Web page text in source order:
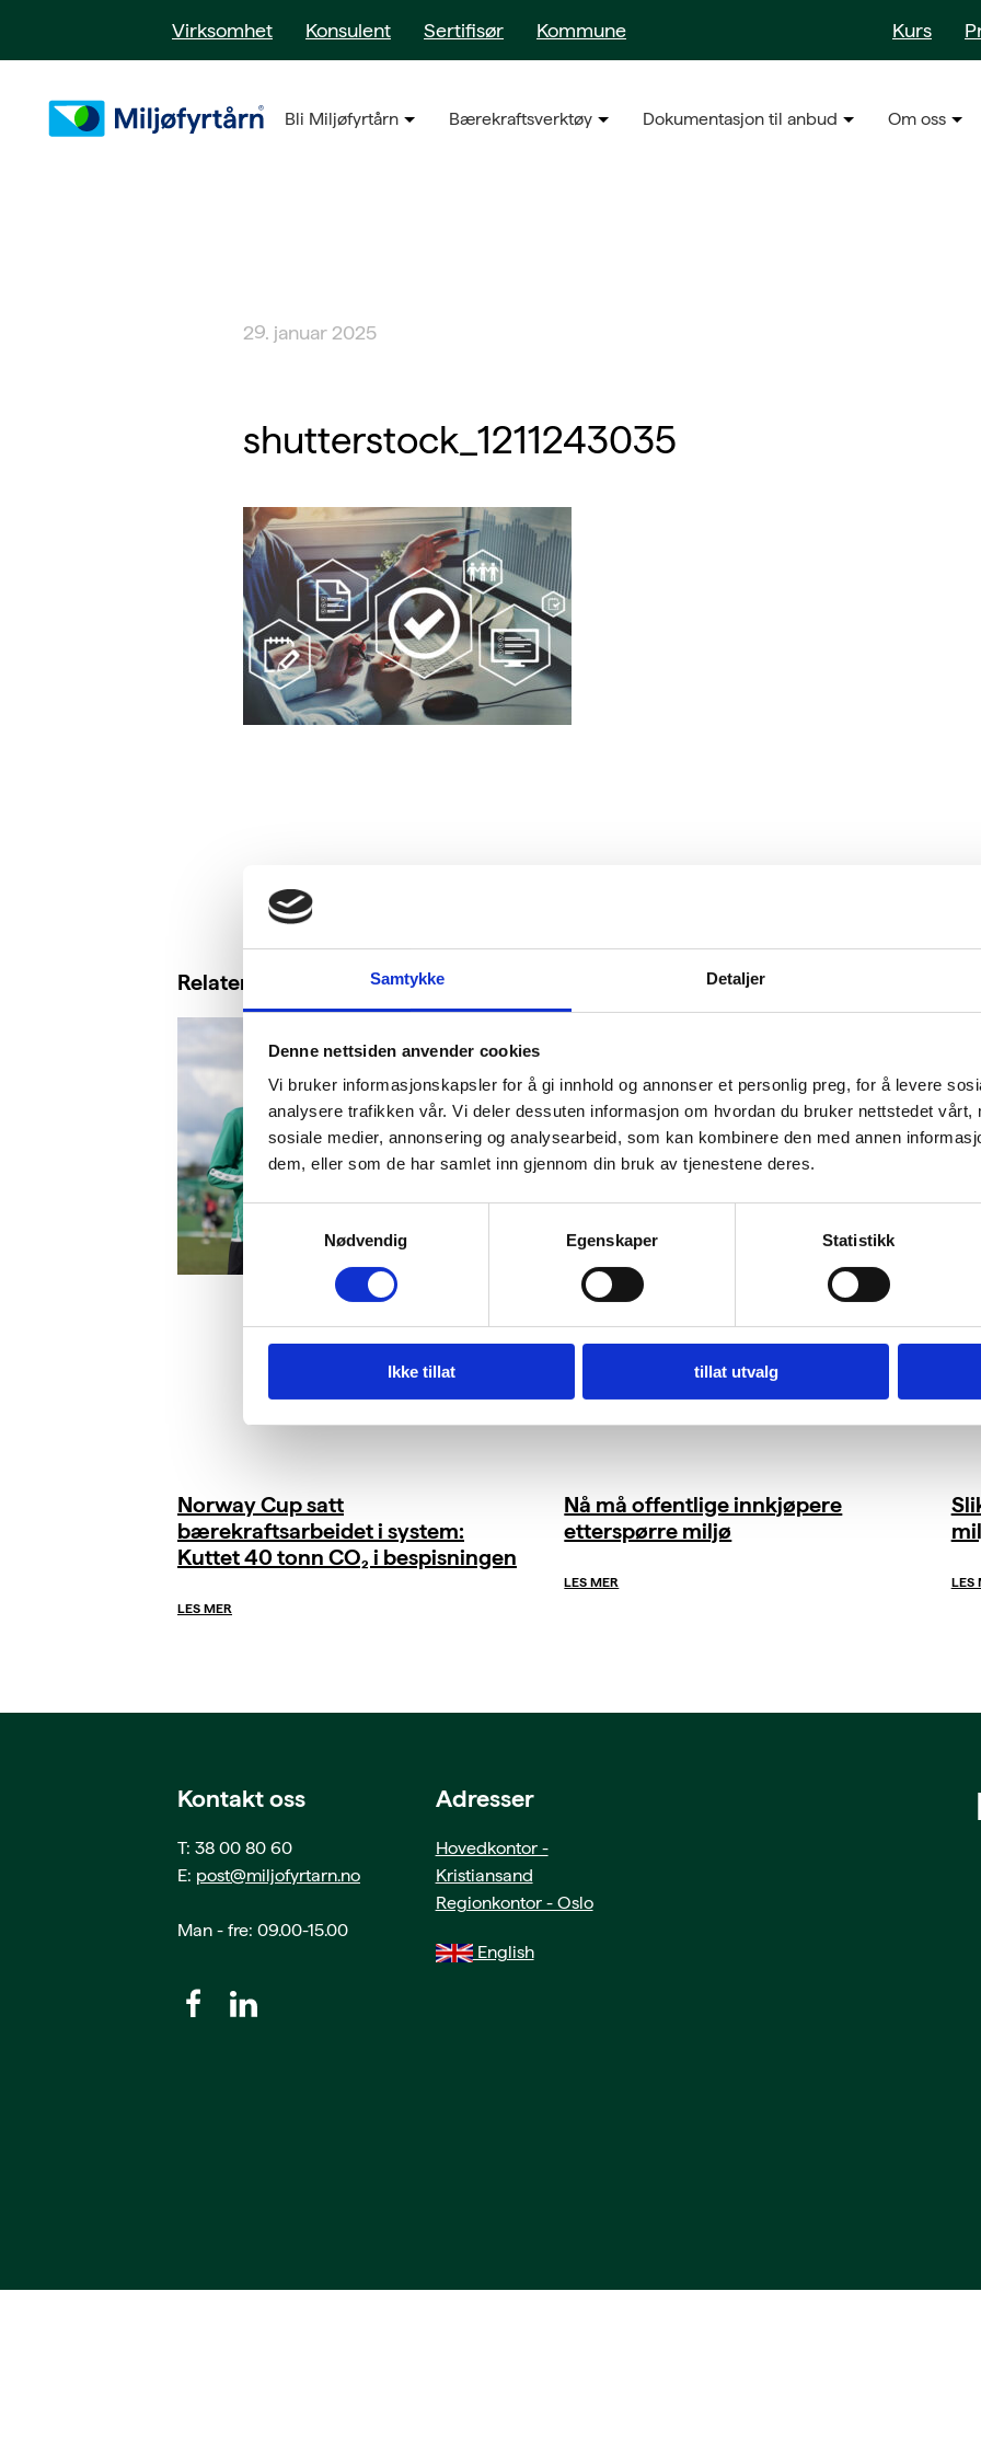
Samtykke Detaljer
Denne nettsiden anvender cookies
Vi bruker informasjonskapsler for å gi innhold og annonser et personlig preg, for å levere
analysere trafikken vår. Vi deler dessuten informasjon om hvordan du bruker nettstedet vårt,
sosiale medier, annonsering og analysearbeid, som kan kombinere den med annen
dem, eller som de har samlet inn gjennom din bruk av tjenestene deres.
Nødvendig
Egenskaper Statistikk
Ikke tillat tillat utvalg
Virksomhet Konsulent Sertifisør Kommune Kurs
Bli Miljøfyrtårn Bærekraftsverktøy Dokumentasjon til anbud Om oss
29. januar 2025
shutterstock_1211243035
Relaterte saker
Norway Cup satt
bærekraftsarbeidet i system:
Kuttet 40 tonn CO₂ i bespisningen
LES MER
Nå må offentlige innkjøpere
etterspørre miljø
LES MER LES
Kontakt oss
T: 38 00 80 60
E: post@miljofyrtarn.no
Man - fre: 09.00-15.00
Adresser
Hovedkontor -
Kristiansand
Regionkontor - Oslo
English